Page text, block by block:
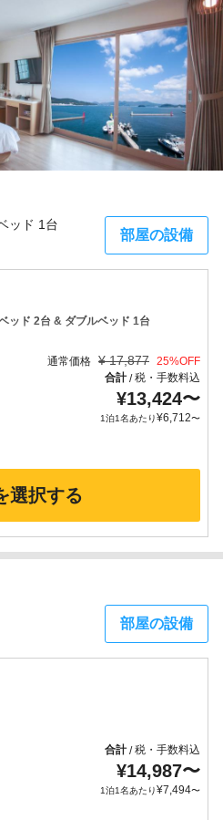
ッド 1台
部屋の設備
ッド 2台 & ダブルベッド 1台
通常価格 ¥ 17,877 25%OFF
合計/税・手数料込
¥13,424〜
1泊1名あたり¥6,712〜
選択する
部屋の設備
合計/税・手数料込
¥14,987〜
1泊1名あたり¥7,494〜